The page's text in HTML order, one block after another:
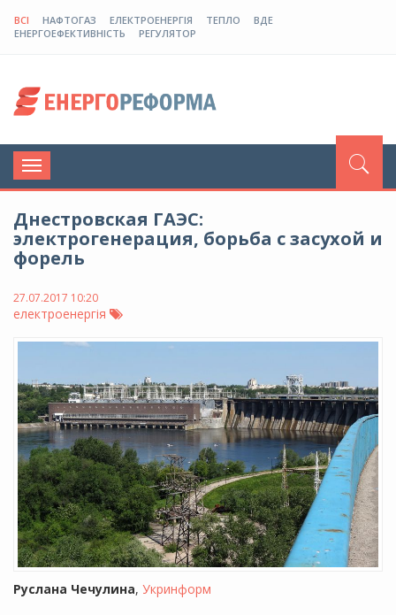
ВСІ НАФТОГАЗ ЕЛЕКТРОЕНЕРГІЯ ТЕПЛО
ВДЕ
ЕНЕРГОЕФЕКТИВНІСТЬ
РЕГУЛЯТОР
Toggle
navigation
Днестровская ГАЭС:
электрогенерация, борьба с засухой и
форель
27.07.2017 10:20
електроенергія
Руслана Чечулина, Укринформ